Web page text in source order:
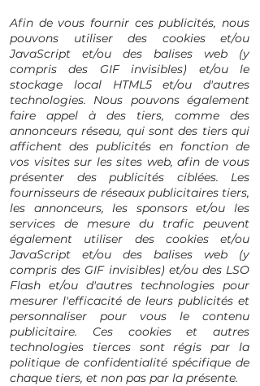
Afin de vous fournir ces publicités, nous
pouvons utiliser des cookies et/ou
JavaScript et/ou des balises web (y
compris des GIF invisibles) et/ou le
stockage local HTML5 et/ou d'autres
technologies. Nous pouvons également
faire appel à des tiers, comme des
annonceurs réseau, qui sont des tiers qui
affichent des publicités en fonction de
vos visites sur les sites web, afin de vous
présenter des publicités ciblées. Les
fournisseurs de réseaux publicitaires tiers,
les annonceurs, les sponsors et/ou les
services de mesure du trafic peuvent
également utiliser des cookies et/ou
JavaScript et/ou des balises web (y
compris des GIF invisibles) et/ou des LSO
Flash et/ou d'autres technologies pour
mesurer l'efficacité de leurs publicités et
personnaliser pour vous le contenu
publicitaire. Ces cookies et autres
technologies tierces sont régis par la
politique de confidentialité spécifique de
chaque tiers, et non pas par la présente.